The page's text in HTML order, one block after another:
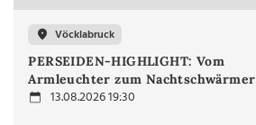
Vöcklabruck
PERSEIDEN-HIGHLIGHT: Vom
Armleuchter zum Nachtschwärmer
13.08.2026 19:30